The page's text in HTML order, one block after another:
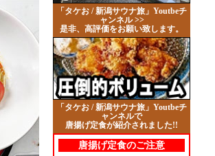
「タケお / 新潟サウナ旅」Youtbeチ
ャンネル >>
是非、高評価をお願い致します。
「タケお / 新潟サウナ旅」Youtbeチ
ャンネルで
唐揚げ定食が紹介されました!!
唐揚げ定食のご注意